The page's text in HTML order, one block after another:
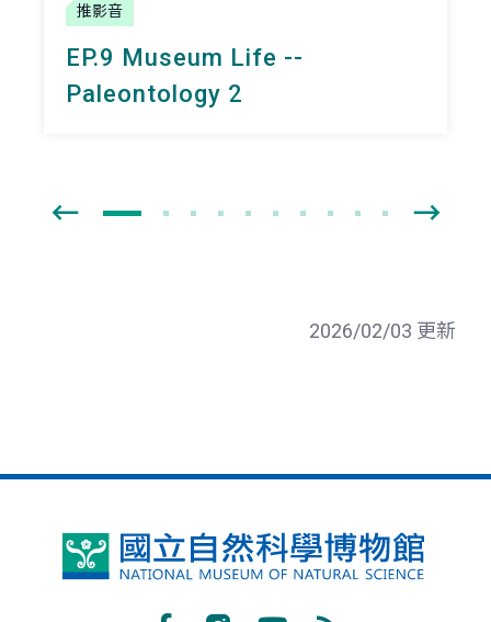
推影音
EP.9 Museum Life --
Paleontology 2
2026/02/03 更新
國